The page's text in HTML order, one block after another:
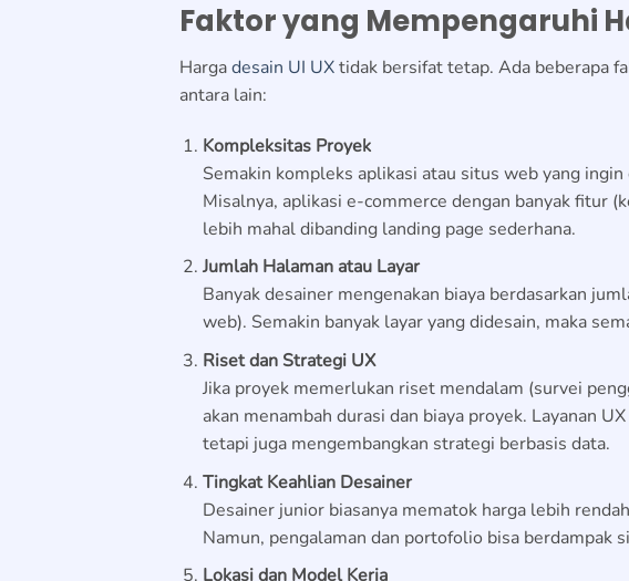
Faktor yang Mempengaruhi
Hargadesain UI UXtidak bersifat tetap. Ada beberapa
antara lain:
Kompleksitas Proyek
Semakin kompleks aplikasi atau situs web yang
Misalnya, aplikasi e-commerce dengan banyak fitur
lebih mahal dibanding landing page sederhana.
Jumlah Halaman atau Layar
Banyak desainer mengenakan biaya berdasarkan
web). Semakin banyak layar yang didesain, maka
Riset dan Strategi UX
Jika proyek memerlukan riset mendalam (survei
akan menambah durasi dan biaya proyek. Layanan
tetapi juga mengembangkan strategi berbasis data.
Tingkat Keahlian Desainer
Desainer junior biasanya mematok harga lebih
Namun, pengalaman dan portofolio bisa berdampak
Lokasi dan Model Kerja